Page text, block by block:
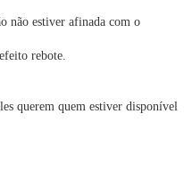
não estiver afinada com o
rebote.
querem quem estiver disponível